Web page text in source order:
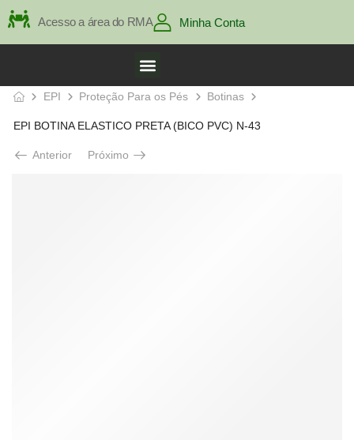
Acesso a área do RMA Minha Conta
EPI Proteção Para os Pés Botinas
EPI BOTINA ELASTICO PRETA (BICO PVC) N-43
Anterior Próximo